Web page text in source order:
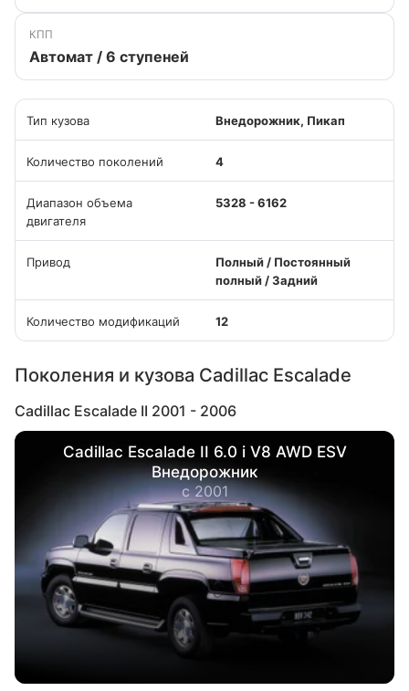
КПП
Автомат / 6 ступеней
Тип кузова Внедорожник, Пикап
Количество поколений 4
Диапазон объема
двигателя
5328 - 6162
Привод
Полный / Постоянный
полный / Задний
Количество модификаций 12
Поколения и кузова Cadillac Escalade
Cadillac Escalade II 2001 - 2006
Cadillac Escalade II 6.0 i V8 AWD ESV
Внедорожник
с 2001